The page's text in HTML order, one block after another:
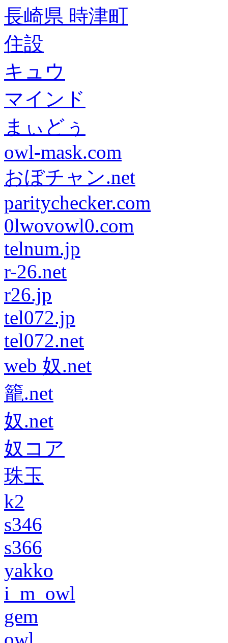
長崎県 時津町
住設
キュウ
マインド
まぃどぅ
owl-mask.com
おぼチャン.net
paritychecker.com
0lwovowl0.com
telnum.jp
r-26.net
r26.jp
tel072.jp
tel072.net
web 奴.net
籠.net
奴.net
奴コア
珠玉
k2
s346
s366
yakko
i_m_owl
gem